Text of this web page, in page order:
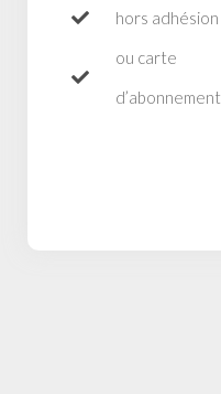
hors adhésion
ou carte
d’abonnement